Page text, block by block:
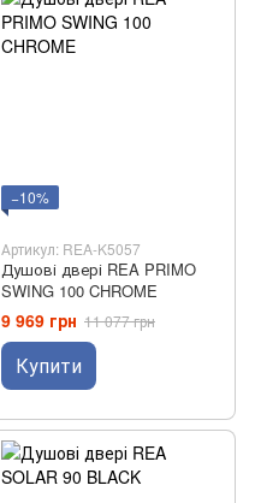
−10%
Артикул: REA-K5057
Душові двері REA PRIMO
SWING 100 CHROME
9 969 грн 11 077 грн
Купити